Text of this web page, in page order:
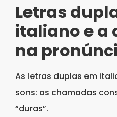
Letras
italiano e a
na
As letras duplas em
sons: as chamadas
“duras”.